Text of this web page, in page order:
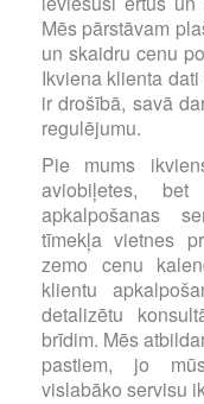
Mēs pārstāvam
un skaidru cenu
Ikviena klienta
ir drošībā, savā
regulējumu.
Pie mums
aviobiļetes,
apkalpošanas
tīmekļa vietnes
zemo cenu
klientu
detalizētu
brīdim. Mēs
pastiem, jo
vislabāko servisu